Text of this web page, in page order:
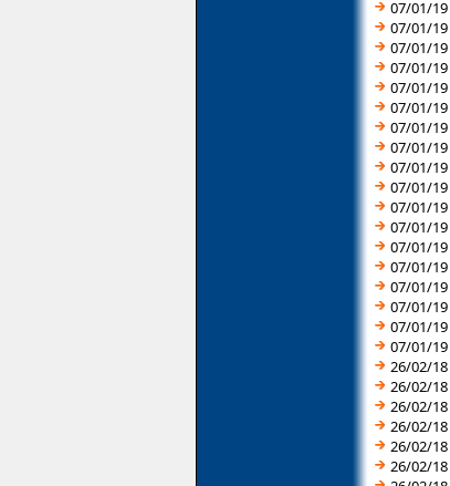
07/01/19
07/01/19
07/01/19
07/01/19
07/01/19
07/01/19
07/01/19
07/01/19
07/01/19
07/01/19
07/01/19
07/01/19
07/01/19
07/01/19
07/01/19
07/01/19
07/01/19
07/01/19
26/02/18
26/02/18
26/02/18
26/02/18
26/02/18
26/02/18